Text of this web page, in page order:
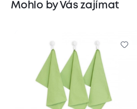
Mohlo by Vás zajímat